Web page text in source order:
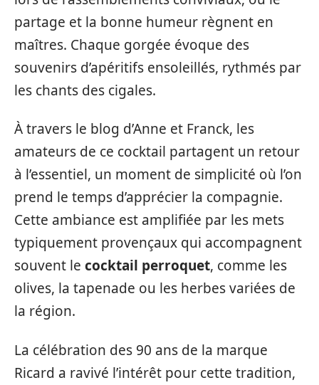
partage et la bonne humeur règnent en
maîtres. Chaque gorgée évoque des
souvenirs d’apéritifs ensoleillés, rythmés par
les chants des cigales.
À travers le blog d’Anne et Franck, les
amateurs de ce cocktail partagent un retour
à l’essentiel, un moment de simplicité où l’on
prend le temps d’apprécier la compagnie.
Cette ambiance est amplifiée par les mets
typiquement provençaux qui accompagnent
souvent le cocktail perroquet, comme les
olives, la tapenade ou les herbes variées de
la région.
La célébration des 90 ans de la marque
Ricard a ravivé l’intérêt pour cette tradition,